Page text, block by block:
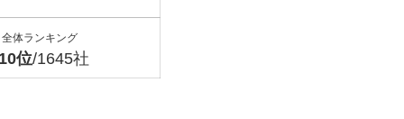
全体ランキング
位/1645社